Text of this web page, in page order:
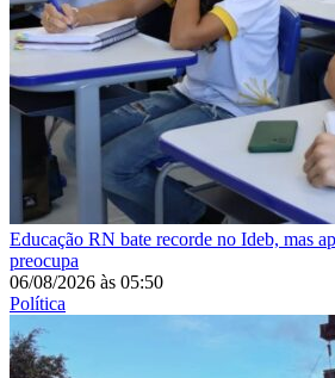
Educação RN bate recorde no Ideb, mas
preocupa
06/08/2026 às 05:50
Política